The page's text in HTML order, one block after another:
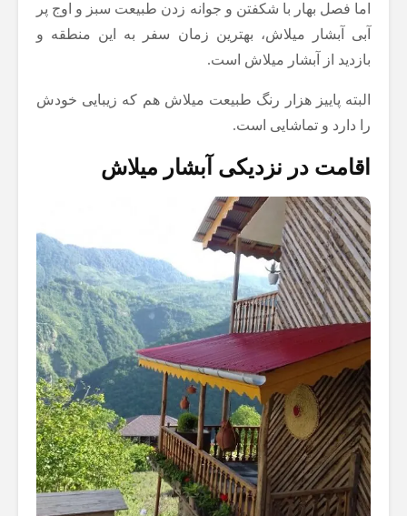
اما فصل بهار با شکفتن و جوانه زدن طبیعت سبز و اوج پر
آبی آبشار میلاش، بهترین زمان سفر به این منطقه و
بازدید از آبشار میلاش است.
البته پاییز هزار رنگ طبیعت میلاش هم که زیبایی خودش
را دارد و تماشایی است.
اقامت در نزدیکی آبشار میلاش